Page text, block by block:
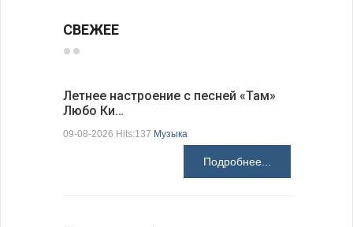
СВЕЖЕЕ
Летнее настроение с песней «Там»
Любо Ки…
09-08-2026 Hits:137 Музыка
Подробнее...